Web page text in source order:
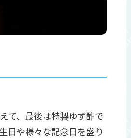
て、最後は特製ゆず酢で
日や様々な記念日を盛り